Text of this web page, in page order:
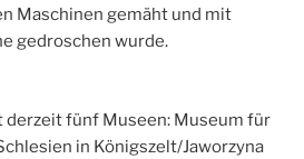
Maschinen gemäht und mit
gedroschen wurde.
fünf Museen: Museum für
in Königszelt/Jaworzyna